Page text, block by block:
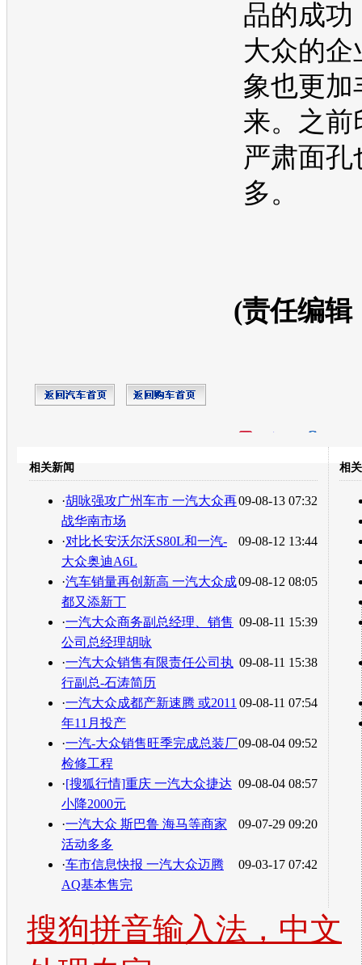
品的成功
大众的企
象也更加
来。之前
严肃面
多。
(责任编辑
转发至：
相关新闻
09-08-13 07:32
·胡咏强攻广州车市 一汽大众再
战华南市场
09-08-12 13:44
·对比长安沃尔沃S80L和一汽-
大众奥迪A6L
09-08-12 08:05
·汽车销量再创新高 一汽大众成
都又添新丁
09-08-11 15:39
·一汽大众商务副总经理、销售
公司总经理胡咏
09-08-11 15:38
·一汽大众销售有限责任公司执
行副总-石涛简历
09-08-11 07:54
·一汽大众成都产新速腾 或2011
年11月投产
09-08-04 09:52
·一汽-大众销售旺季完成总装厂
检修工程
09-08-04 08:57
·[搜狐行情]重庆 一汽大众捷达
小降2000元
09-07-29 09:20
·一汽大众 斯巴鲁 海马等商家
活动多多
09-03-17 07:42
·车市信息快报 一汽大众迈腾
AQ基本售完
相
搜狗拼音输入法，中文